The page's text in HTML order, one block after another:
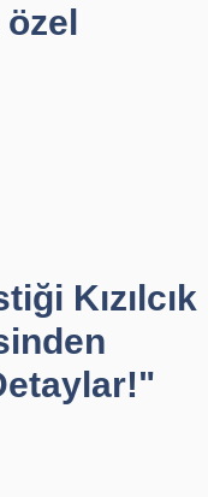
özel
Kızılcık